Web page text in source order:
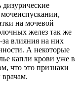
на мочевой
желез так же
влияния на них
А некоторые
капли крови уже в
что это признаки